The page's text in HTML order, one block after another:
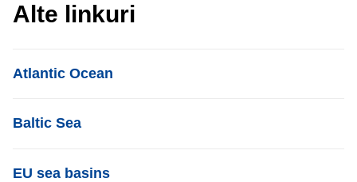
Alte linkuri
List item
Atlantic Ocean
List item
Baltic Sea
List item
EU sea basins